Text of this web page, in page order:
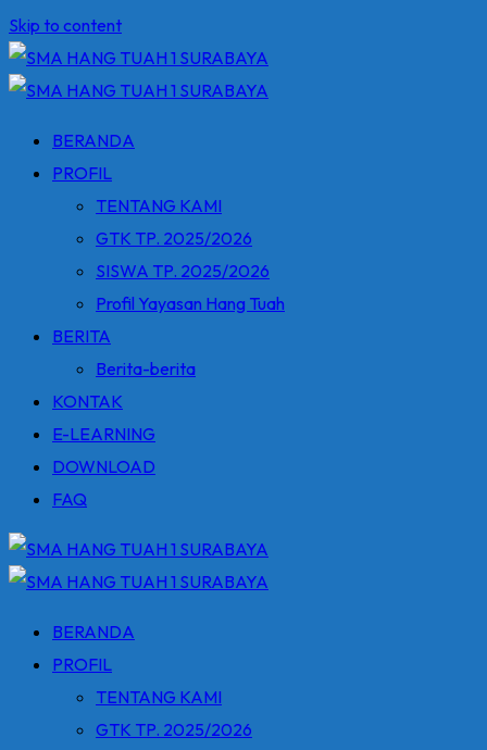
Skip to content
BERANDA
PROFIL
TENTANG KAMI
GTK TP. 2025/2026
SISWA TP. 2025/2026
Profil Yayasan Hang Tuah
BERITA
Berita-berita
KONTAK
E-LEARNING
DOWNLOAD
FAQ
BERANDA
PROFIL
TENTANG KAMI
GTK TP. 2025/2026